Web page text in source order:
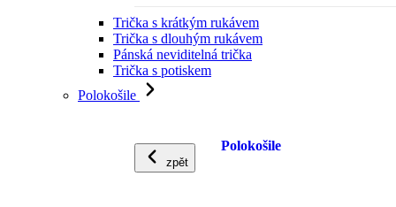
Trička s krátkým rukávem
Trička s dlouhým rukávem
Pánská neviditelná trička
Trička s potiskem
Polokošile
zpět
Polokošile